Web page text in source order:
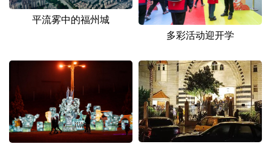
多语种频道
Français عربى
Русский язык 日本語 한국어
Deutsch Português
平流雾中的福州城
多彩活动迎开学